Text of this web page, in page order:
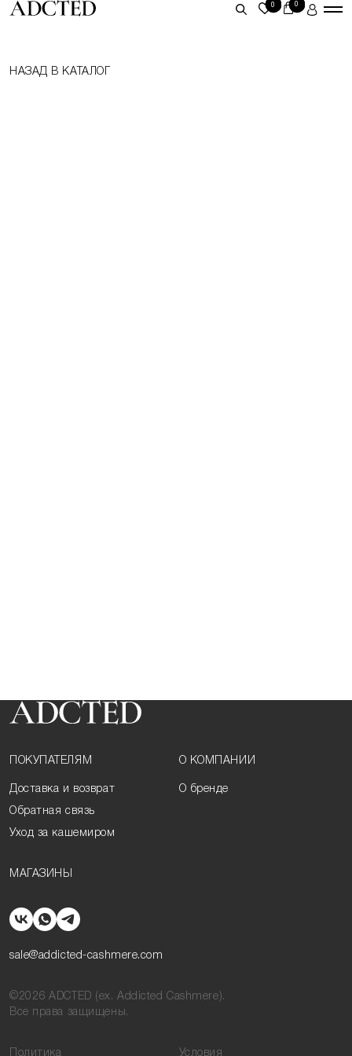
0 0
НАЗАД В КАТАЛОГ
ПОКУПАТЕЛЯМ
Доставка и возврат
Обратная связь
Уход за кашемиром
О КОМПАНИИ
О бренде
МАГАЗИНЫ
sale@addicted-cashmere.com
©2026 ADCTED (ex. Addicted Cashmere).
Все права защищены.
Политика Условия